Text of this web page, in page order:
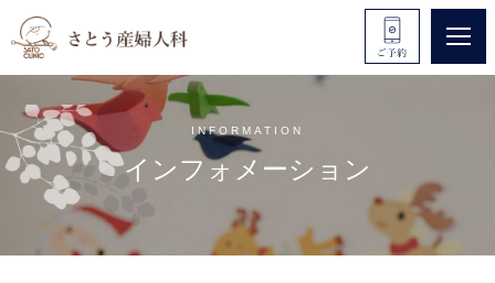
INFORMATION
インフォメーション